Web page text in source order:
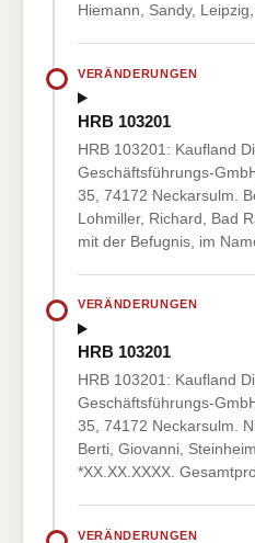
Hiemann, Sandy, Leipzig,
VERÄNDERUNGEN
HRB 103201
HRB 103201: Kaufland
Geschäftsführungs-
35, 74172 Neckarsulm.
Lohmiller, Richard, Bad
mit der Befugnis, im
VERÄNDERUNGEN
HRB 103201
HRB 103201: Kaufland
Geschäftsführungs-
35, 74172 Neckarsulm.
Berti, Giovanni,
*XX.XX.XXXX.
VERÄNDERUNGEN